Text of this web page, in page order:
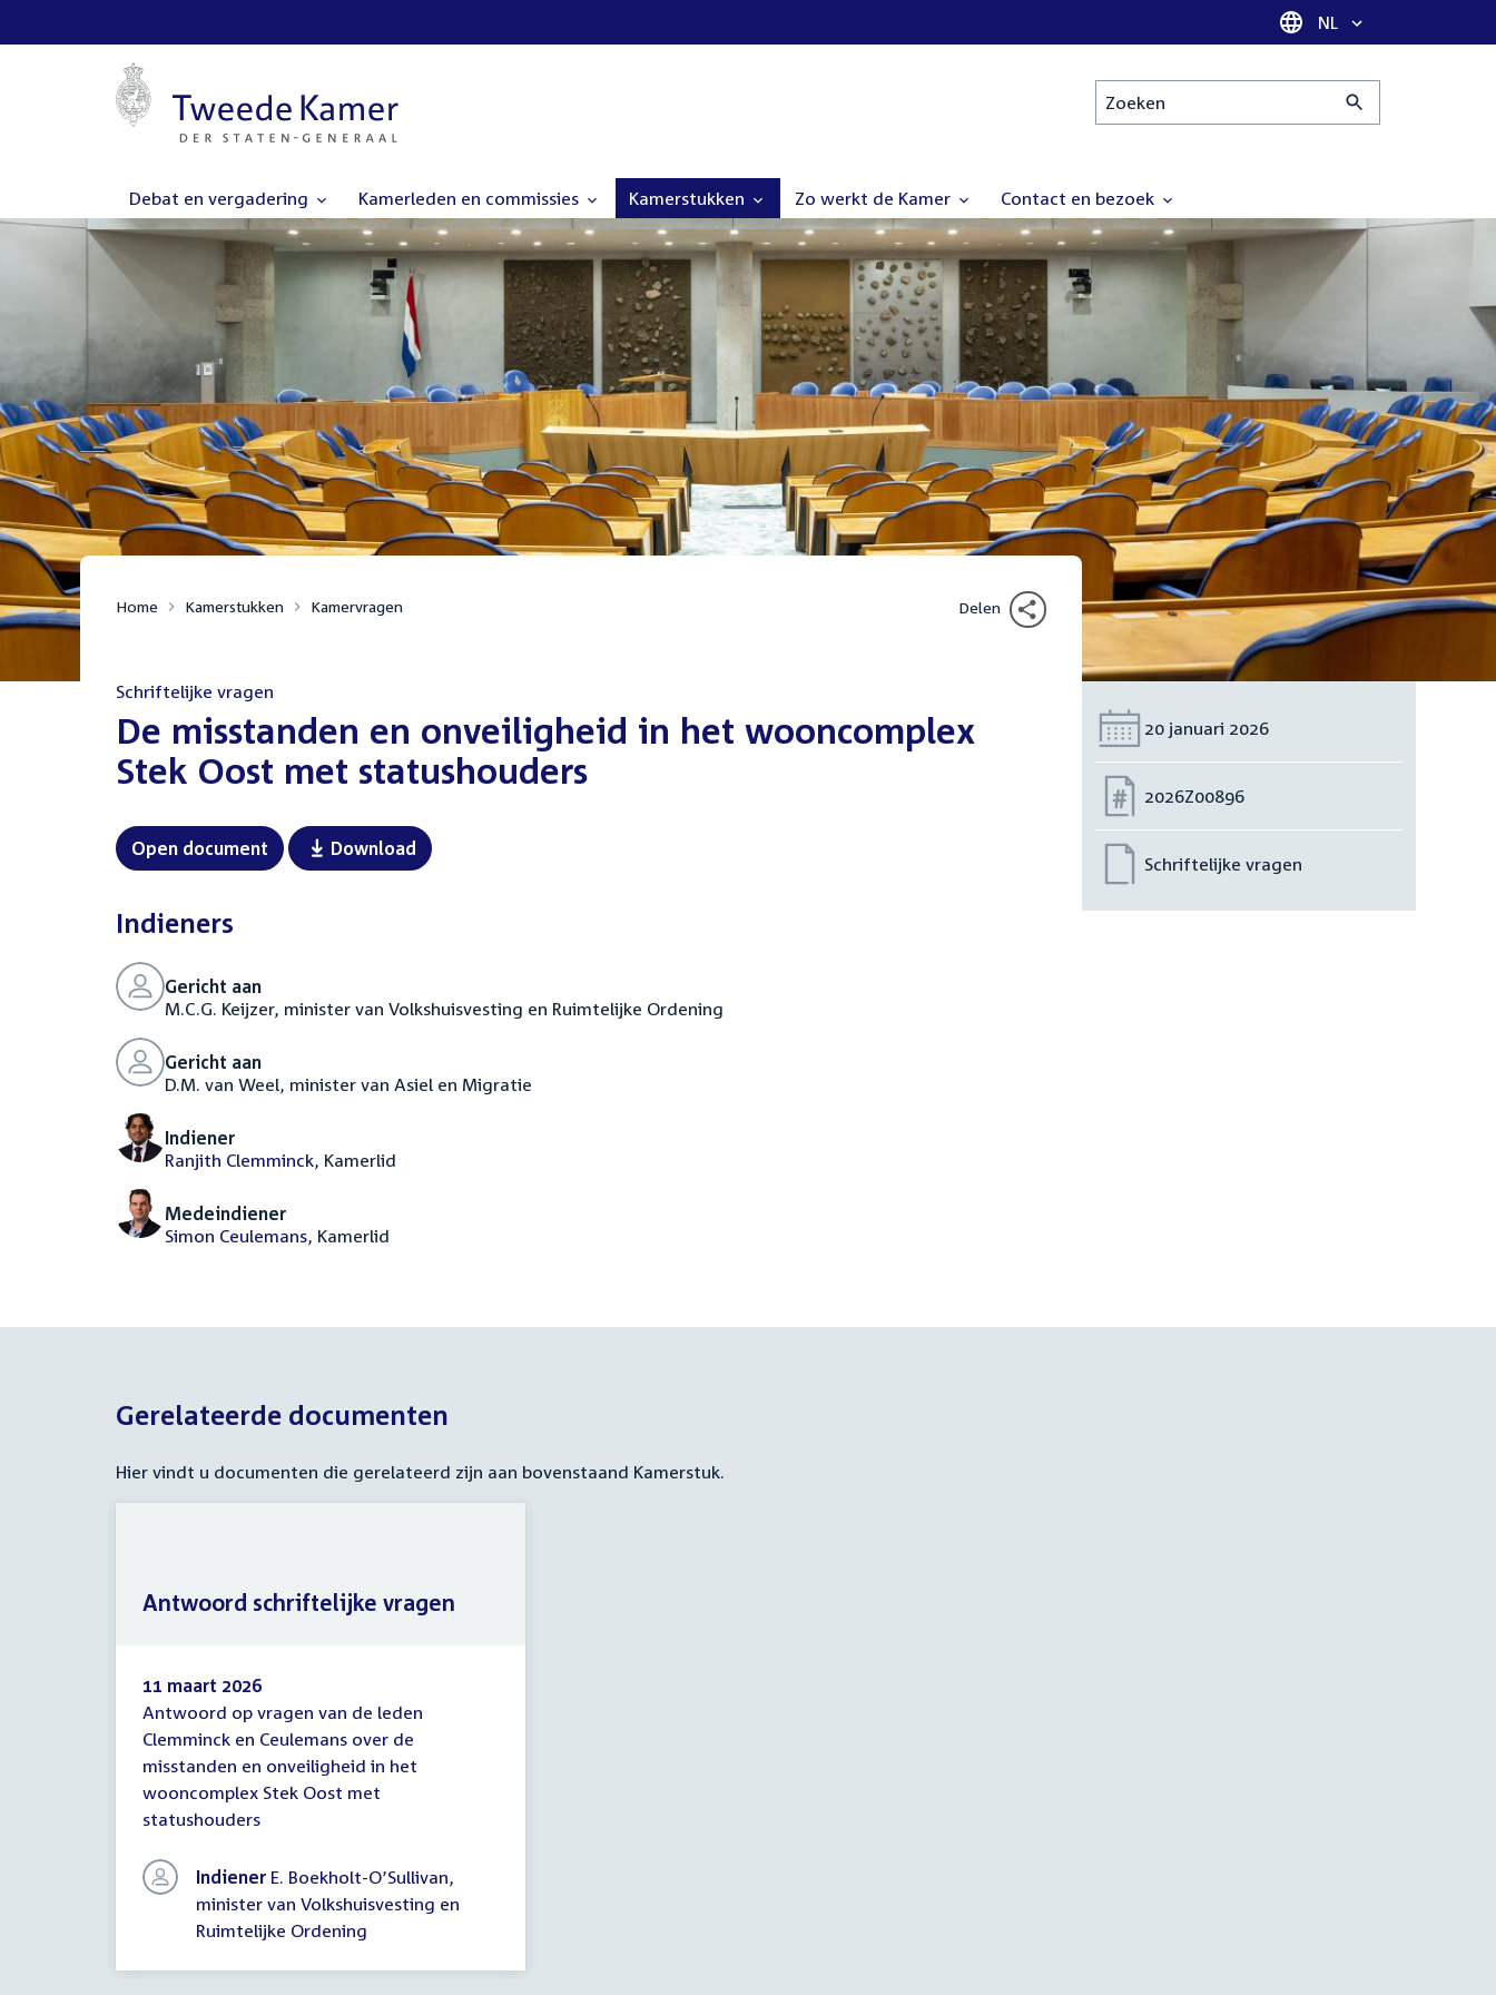
Taal selectie
NL
Zoeken
Debat en vergadering Kamerleden en commissies Kamerstukken Zo werkt de Kamer Contact en bezoek
Home Kamerstukken Kamervragen Delen
Schriftelijke vragen
:De misstanden en onveiligheid in het wooncomplex
Stek Oost met statushouders
Open document Download
Indieners
Gericht aan
M.C.G. Keijzer, minister van Volkshuisvesting en Ruimtelijke Ordening
Gericht aan
D.M. van Weel, minister van Asiel en Migratie
Indiener
Ranjith Clemminck, Kamerlid
Medeindiener
Simon Ceulemans, Kamerlid
Datum:
20 januari 2026
Nummer:
2026Z00896
Schriftelijke vragen
Gerelateerde documenten
Hier vindt u documenten die gerelateerd zijn aan bovenstaand Kamerstuk.
Antwoord
schriftelijke
vragen
11 maart 2026
Antwoord op vragen van de leden
Clemminck en Ceulemans over de
misstanden en onveiligheid in het
wooncomplex Stek Oost met
statushouders
Indiener E. Boekholt-O’Sullivan,
minister van Volkshuisvesting en
Ruimtelijke Ordening
Antwoord schriftelijke vragen